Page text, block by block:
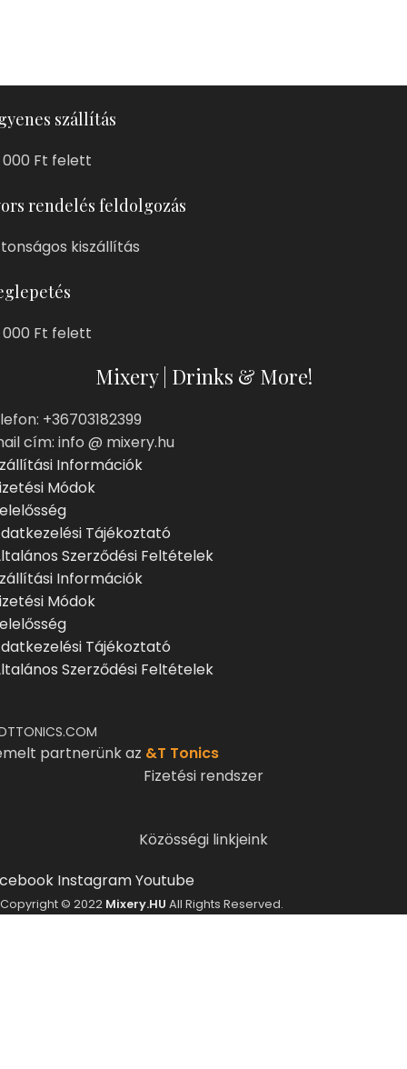
szállítás
000 Ft felett
rendelés feldolgozás
kiszállítás
000 Ft felett
Mixery | Drinks & More!
+36703182399
cím: info @ mixery.hu
Információk
Módok
Tájékoztató
Szerződési Feltételek
Információk
Módok
Tájékoztató
Szerződési Feltételek
partnerünk az &T Tonics
Fizetési rendszer
Közösségi linkjeink
InstagramYoutube
Copyright © 2022 Mixery.HU All Rights Reserved.